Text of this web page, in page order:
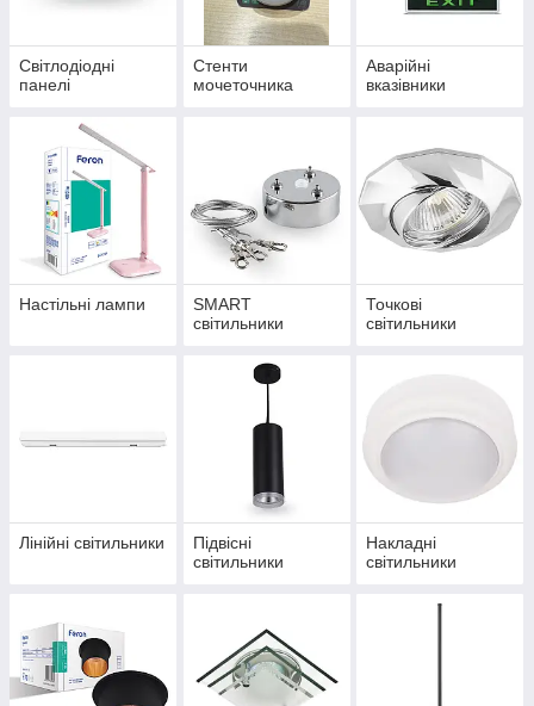
Світлодіодні
панелі
Стенти
мочеточника
Аварійні
вказівники
Настільні лампи
SMART
світильники
Точкові
світильники
Лінійні світильники
Підвісні
світильники
Накладні
світильники